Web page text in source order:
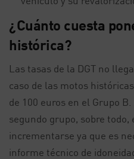
¿Cuánto cuesta
histórica?
Las tasas de la DGT no
caso de las motos
de 100 euros en el Grupo
segundo grupo, sobre todo,
incrementarse ya que es
informe técnico de